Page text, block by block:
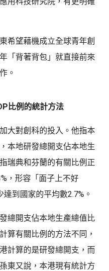
希望藉機成立全球青年創
「背著背包」就直接前來
。
比例的統計方法
大對創科的投入。他指本
本地研發總開支佔本地生
瑞典和芬蘭的有關比例正
，形容「面子上不好
到國家的平均數2.7%。
總開支佔本地生產總值比
算有關比例的方法不同，
計算的是研發總開支，而
東又說，本港現有統計方